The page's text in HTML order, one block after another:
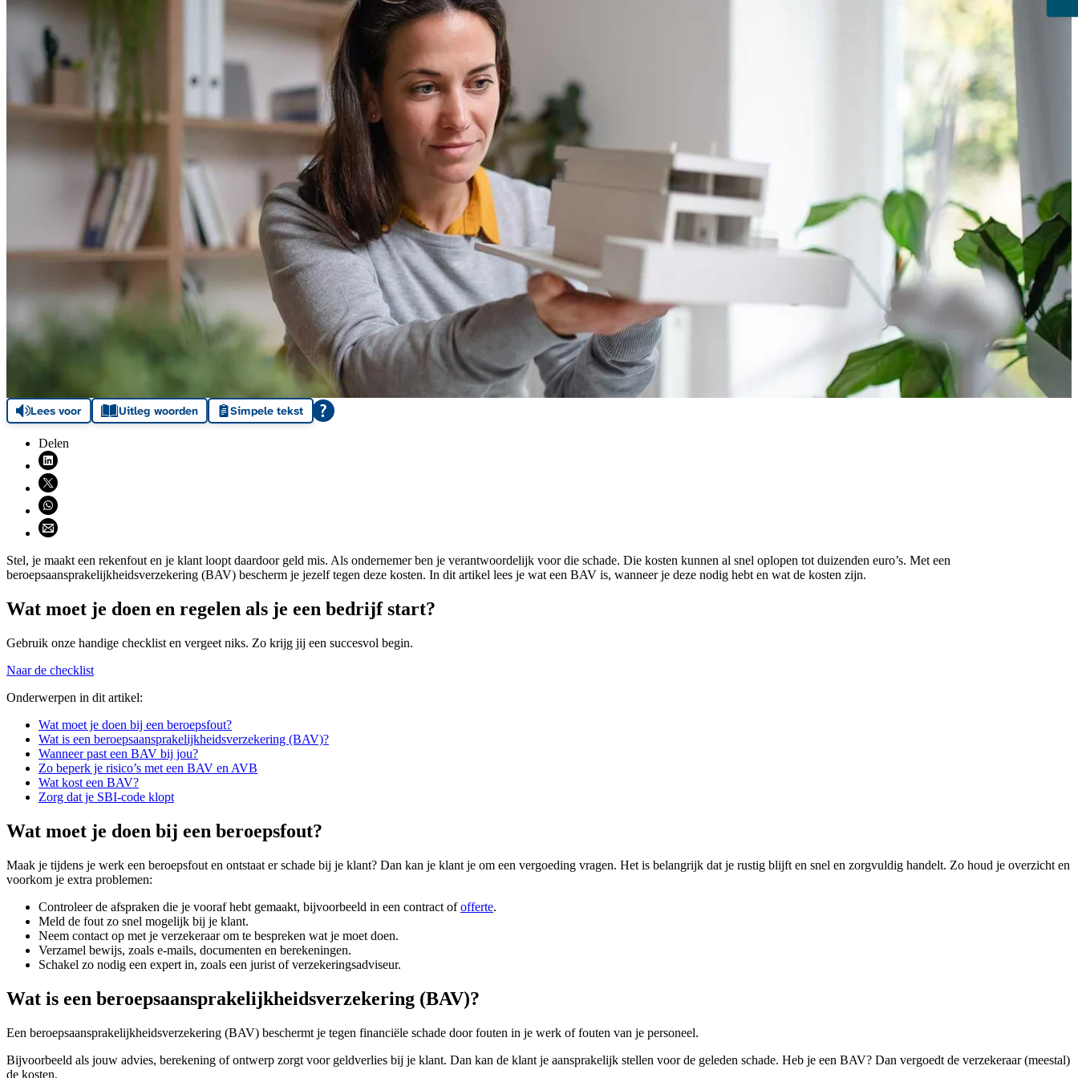
Lees voor Uitleg woorden Simpele tekst
Delen
Deel via LinkedIn (opent nieuw venster)
Deel via X (opent nieuw venster)
Deel via WhatsApp (opent WhatsApp)
Deel via email (opent email programma)
Stel, je maakt een rekenfout en je klant loopt daardoor geld mis. Als ondernemer ben je verantwoordelijk voor die schade. Die kosten kunnen al snel oplopen tot duizenden euro’s. Met een
beroepsaansprakelijkheidsverzekering (BAV) bescherm je jezelf tegen deze kosten. In dit artikel lees je wat een BAV is, wanneer je deze nodig hebt en wat de kosten zijn.
Wat moet je doen en regelen als je een bedrijf start?
Gebruik onze handige checklist en vergeet niks. Zo krijg jij een succesvol begin.
Naar de checklist
Onderwerpen in dit artikel:
Wat moet je doen bij een beroepsfout?
Wat is een beroepsaansprakelijkheidsverzekering (BAV)?
Wanneer past een BAV bij jou?
Zo beperk je risico’s met een BAV en AVB
Wat kost een BAV?
Zorg dat je SBI-code klopt
Wat moet je doen bij een beroepsfout?
Maak je tijdens je werk een beroepsfout en ontstaat er schade bij je klant? Dan kan je klant je om een vergoeding vragen. Het is belangrijk dat je rustig blijft en snel en zorgvuldig handelt. Zo houd je overzicht en
voorkom je extra problemen:
Controleer de afspraken die je vooraf hebt gemaakt, bijvoorbeeld in een contract ofofferte.
Meld de fout zo snel mogelijk bij je klant.
Neem contact op met je verzekeraar om te bespreken wat je moet doen.
Verzamel bewijs, zoals e-mails, documenten en berekeningen.
Schakel zo nodig een expert in, zoals een jurist of verzekeringsadviseur.
Wat is een beroepsaansprakelijkheidsverzekering (BAV)?
Een beroepsaansprakelijkheidsverzekering (BAV) beschermt je tegen financiële schade door fouten in je werk of fouten van je personeel.
Bijvoorbeeld als jouw advies, berekening of ontwerp zorgt voor geldverlies bij je klant. Dan kan de klant je aansprakelijk stellen voor de geleden schade. Heb je een BAV? Dan vergoedt de verzekeraar (meestal)
de kosten.